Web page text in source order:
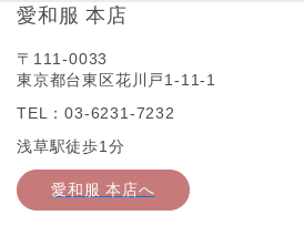
愛和服 本店
〒111-0033
東京都台東区花川戸1-11-1
TEL：03-6231-7232
浅草駅徒歩1分
愛和服 本店へ